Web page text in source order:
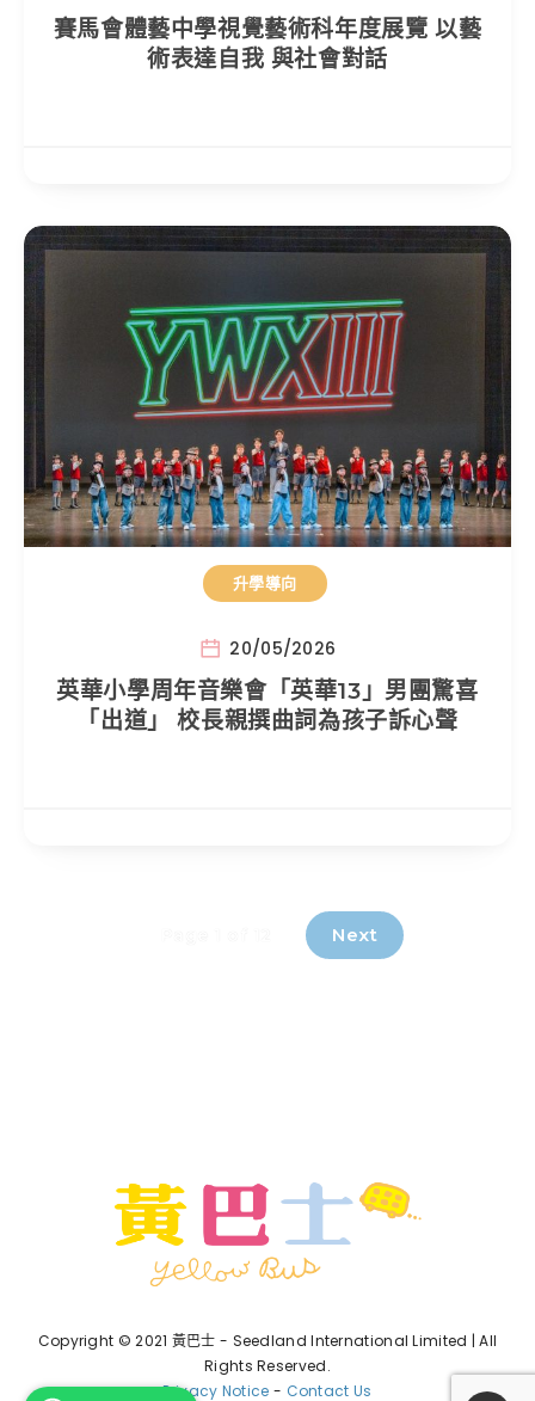
賽馬會體藝中學視覺藝術科年度展覽 以藝
術表達自我 與社會對話
升學導向
20/05/2026
英華小學周年音樂會「英華13」男團驚喜
「出道」 校長親撰曲詞為孩子訴心聲
Next
Copyright © 2021 黃巴士 - Seedland International Limited | All
Rights Reserved.
Privacy Notice - Contact Us